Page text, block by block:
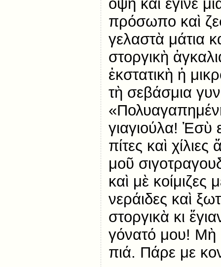
ὄψη καὶ ἔγινε
πρόσωπο καὶ
γελαστὰ μάτια
στοργικὴ
ἐκστατικὴ ἡ
τὴ σεβάσμια
γιαγιούλα! Ἐσὺ
πίτες καὶ
μοῦ
καὶ μὲ κοίμιζες
νεράιδες καὶ
στοργικὰ κι
γόνατό μου! Μὴ
πιά. Πάρε με